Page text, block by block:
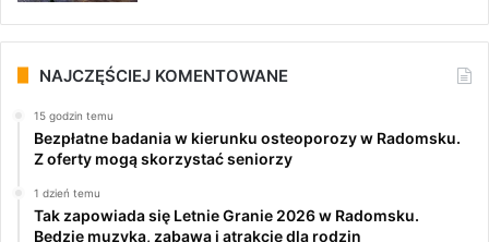
NAJCZĘŚCIEJ KOMENTOWANE
15 godzin temu
Bezpłatne badania w kierunku osteoporozy w Radomsku.
Z oferty mogą skorzystać seniorzy
1 dzień temu
Tak zapowiada się Letnie Granie 2026 w Radomsku.
Będzie muzyka, zabawa i atrakcje dla rodzin